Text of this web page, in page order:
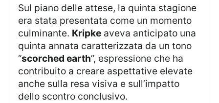
Sul piano delle attese, la quinta stagione
era stata presentata come un momento
culminante. Kripke aveva anticipato una
quinta annata caratterizzata da un tono
“scorched earth”, espressione che ha
contribuito a creare aspettative elevate
anche sulla resa visiva e sull’impatto
dello scontro conclusivo.